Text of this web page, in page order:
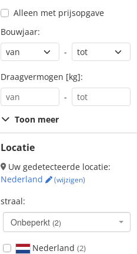
Alleen met prijsopgave
Bouwjaar:
-
Draagvermogen [kg]:
-
Toon meer
Locatie
Uw gedetecteerde locatie:
Nederland
(wijzigen)
straal:
Onbeperkt (2)
Nederland (2)